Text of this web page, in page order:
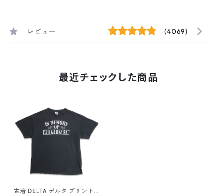
レビュー (4069)
最近チェックした商品
古着 DELTA デルタ プリントT